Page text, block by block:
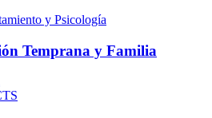
y Psicología
Temprana y Familia